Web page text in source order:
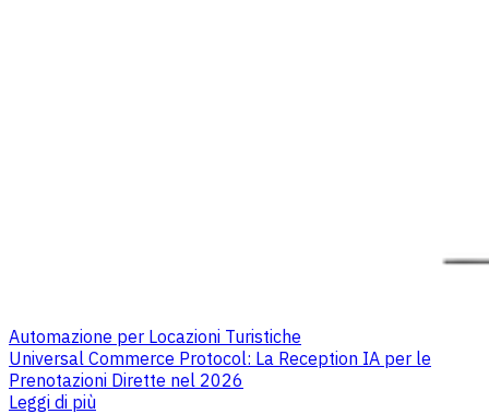
Automazione per Locazioni Turistiche
Universal Commerce Protocol: La Reception IA per le
Prenotazioni Dirette nel 2026
Leggi di più